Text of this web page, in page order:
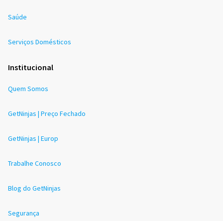
Saúde
Serviços Domésticos
Institucional
Quem Somos
GetNinjas | Preço Fechado
GetNinjas | Europ
Trabalhe Conosco
Blog do GetNinjas
Segurança